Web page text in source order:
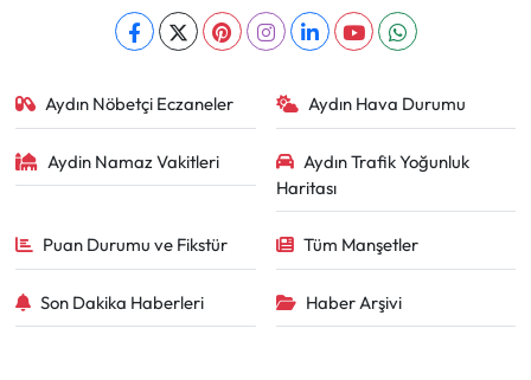
Aydın Nöbetçi Eczaneler Aydın Hava Durumu
Aydin Namaz Vakitleri
Aydın Trafik Yoğunluk
Haritası
Puan Durumu ve Fikstür Tüm Manşetler
Son Dakika Haberleri Haber Arşivi